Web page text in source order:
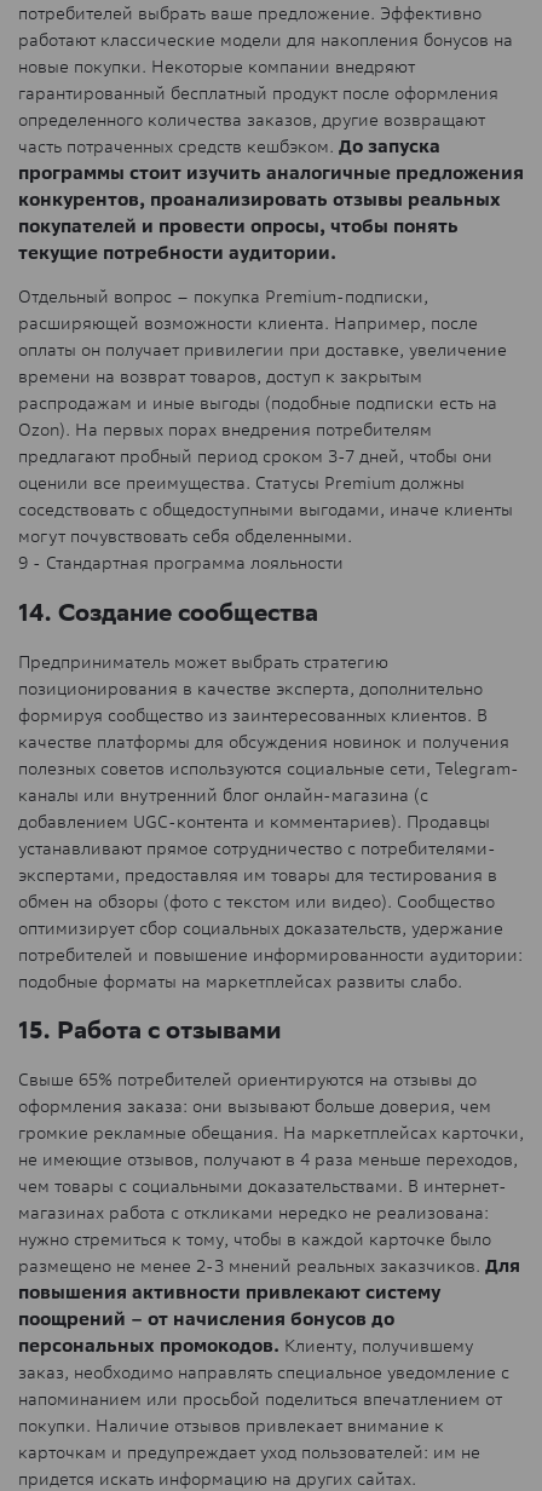
потребителей выбрать ваше предложение. Эффективно
работают классические модели для накопления бонусов на
новые покупки. Некоторые компании внедряют
гарантированный бесплатный продукт после оформления
определенного количества заказов, другие возвращают
часть потраченных средств кешбэком. До запуска
программы стоит изучить аналогичные предложения
конкурентов, проанализировать отзывы реальных
покупателей и провести опросы, чтобы понять
текущие потребности аудитории.
Отдельный вопрос – покупка Premium-подписки,
расширяющей возможности клиента. Например, после
оплаты он получает привилегии при доставке, увеличение
времени на возврат товаров, доступ к закрытым
распродажам и иные выгоды (подобные подписки есть на
Ozon). На первых порах внедрения потребителям
предлагают пробный период сроком 3-7 дней, чтобы они
оценили все преимущества. Статусы Premium должны
соседствовать с общедоступными выгодами, иначе клиенты
могут почувствовать себя обделенными.
9 - Стандартная программа лояльности
14. Создание сообщества
Предприниматель может выбрать стратегию
позиционирования в качестве эксперта, дополнительно
формируя сообщество из заинтересованных клиентов. В
качестве платформы для обсуждения новинок и получения
полезных советов используются социальные сети, Telegram-
каналы или внутренний блог онлайн-магазина (с
добавлением UGC-контента и комментариев). Продавцы
устанавливают прямое сотрудничество с потребителями-
экспертами, предоставляя им товары для тестирования в
обмен на обзоры (фото с текстом или видео). Сообщество
оптимизирует сбор социальных доказательств, удержание
потребителей и повышение информированности аудитории:
подобные форматы на маркетплейсах развиты слабо.
15. Работа с отзывами
Свыше 65% потребителей ориентируются на отзывы до
оформления заказа: они вызывают больше доверия, чем
громкие рекламные обещания. На маркетплейсах карточки,
не имеющие отзывов, получают в 4 раза меньше переходов,
чем товары с социальными доказательствами. В интернет-
магазинах работа с откликами нередко не реализована:
нужно стремиться к тому, чтобы в каждой карточке было
размещено не менее 2-3 мнений реальных заказчиков. Для
повышения активности привлекают систему
поощрений – от начисления бонусов до
персональных промокодов. Клиенту, получившему
заказ, необходимо направлять специальное уведомление с
напоминанием или просьбой поделиться впечатлением от
покупки. Наличие отзывов привлекает внимание к
карточкам и предупреждает уход пользователей: им не
придется искать информацию на других сайтах.